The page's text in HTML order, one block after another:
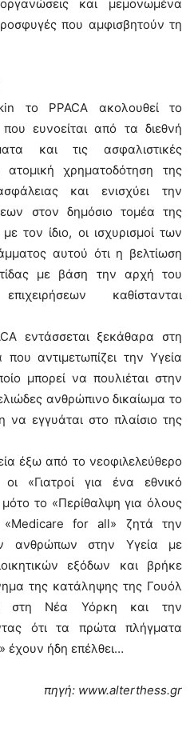
και μεμονωμένα
που αμφισβητούν τη
το PPACA ακολουθεί το
ευνοείται από τα διεθνή
και τις ασφαλιστικές
ατομική χρηματοδότηση της
και ενισχύει την
στον δημόσιο τομέα της
τον ίδιο, οι ισχυρισμοί των
αυτού ότι η βελτίωση
με βάση την αρχή του
καθίστανται
εντάσσεται ξεκάθαρα στη
που αντιμετωπίζει την Υγεία
μπορεί να πουλιέται στην
ανθρώπινο δικαίωμα το
να εγγυάται στο πλαίσιο της
έξω από το νεοφιλελεύθερο
«Γιατροί για ένα εθνικό
το «Περίθαλψη για όλους
for all» ζητά την
ανθρώπων στην Υγεία με
εξόδων και βρήκε
της κατάληψης της Γουόλ
στη Νέα Υόρκη και την
ότι τα πρώτα πλήγματα
έχουν ήδη επέλθει…
πηγή: www.alterthess.gr